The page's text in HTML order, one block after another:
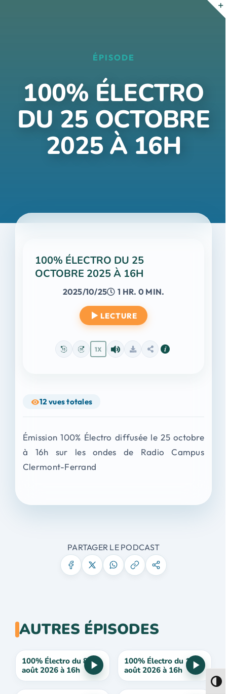
ÉPISODE
100% ÉLECTRO
DU 25 OCTOBRE
2025 À 16H
100% ÉLECTRO DU 25
OCTOBRE 2025 À 16H
2025/10/25 1 HR. 0 MIN.
LECTURE
1X
12 vues totales
Émission 100% Électro diffusée le 25 octobre
à 16h sur les ondes de Radio Campus
Clermont-Ferrand
PARTAGER LE PODCAST
AUTRES ÉPISODES
100% Électro du 8
août 2026 à 16h
100% Électro du 1
août 2026 à 16h